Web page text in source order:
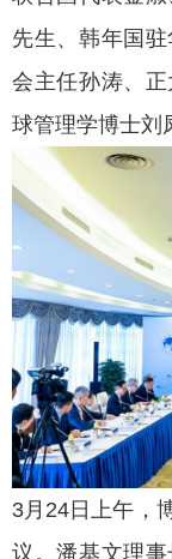
先生、韩年国
会主任孙涛、
球管理学博士刘
3月24日上午，
议。潘基文理